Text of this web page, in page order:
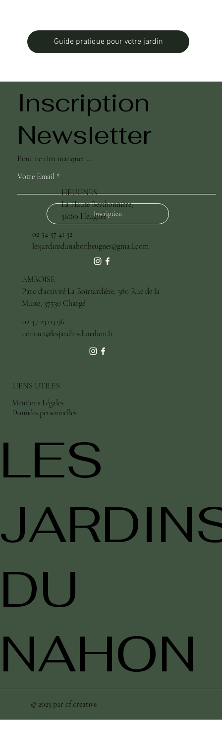
Guide pratique pour votre jardin
Votre Email
Inscription
Inscription
Newsletter
Pour ne rien manquer ...
AMBOISE
Parc d'activité La Boirtardière, 380 Rue de la
Musse, 37530 Chargé
02 47 23 03 96
contact@lesjardinsdunahon.fr
LIENS UTILES
Mentions Légales
Données personnelles
LES
DU
NAHON
© 2023 par cf.creative
HEUGNES
La Haute Berthonnière,
36180 Heugnes
02 54 37 41 32
lesjardinsdunahonheugnes@gmail.com